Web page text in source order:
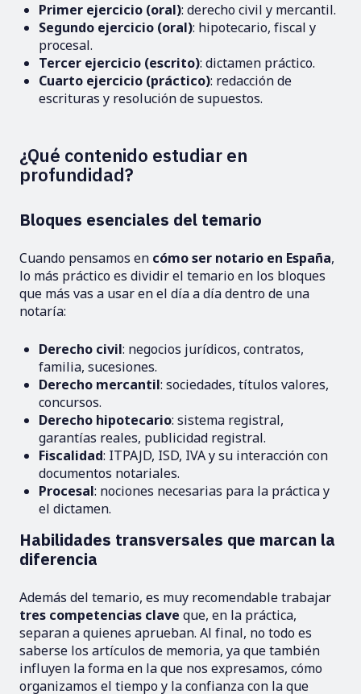
Primer ejercicio (oral): derecho civil y mercantil.
Segundo ejercicio (oral): hipotecario, fiscal y
procesal.
Tercer ejercicio (escrito): dictamen práctico.
Cuarto ejercicio (práctico): redacción de
escrituras y resolución de supuestos.
¿Qué contenido estudiar en
profundidad?
Bloques esenciales del temario
Cuando pensamos en cómo ser notario en España,
lo más práctico es dividir el temario en los bloques
que más vas a usar en el día a día dentro de una
notaría:
Derecho civil: negocios jurídicos, contratos,
familia, sucesiones.
Derecho mercantil: sociedades, títulos valores,
concursos.
Derecho hipotecario: sistema registral,
garantías reales, publicidad registral.
Fiscalidad: ITPAJD, ISD, IVA y su interacción con
documentos notariales.
Procesal: nociones necesarias para la práctica y
el dictamen.
Habilidades transversales que marcan la
diferencia
Además del temario, es muy recomendable trabajar
tres competencias clave que, en la práctica,
separan a quienes aprueban. Al final, no todo es
saberse los artículos de memoria, ya que también
influyen la forma en la que nos expresamos, cómo
organizamos el tiempo y la confianza con la que